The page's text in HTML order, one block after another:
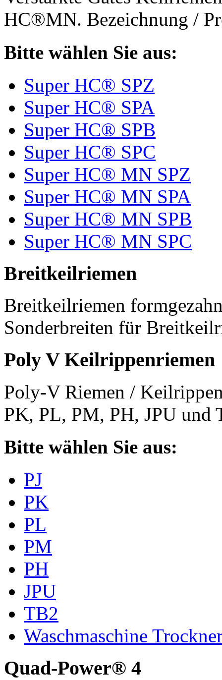
HC®MN. Bezeichnung /
Bitte wählen Sie aus:
Super HC® SPZ
Super HC® SPA
Super HC® SPB
Super HC® SPC
Super HC® MN SPZ
Super HC® MN SPA
Super HC® MN SPB
Super HC® MN SPC
Breitkeilriemen
Breitkeilriemen
Sonderbreiten für
Poly V Keilrippenriemen
Poly-V Riemen /
PK, PL, PM, PH, JPU und
Bitte wählen Sie aus:
PJ
PK
PL
PM
PH
JPU
TB2
Waschmaschine
Quad-Power® 4